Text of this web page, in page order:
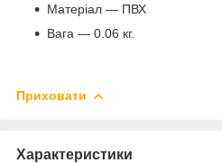
Матеріал — ПВХ
Вага — 0.06 кг.
Приховати
Характеристики